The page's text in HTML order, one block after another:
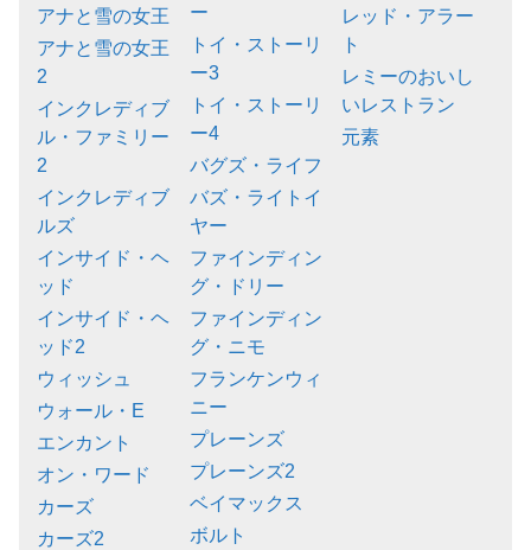
アナと雪の女王
アナと雪の女王
2
インクレディブ
ル・ファミリー
2
インクレディブ
ルズ
インサイド・ヘ
ッド
インサイド・ヘ
ッド2
ウィッシュ
ウォール・E
エンカント
オン・ワード
カーズ
カーズ2
ー
トイ・ストーリ
ー3
トイ・ストーリ
ー4
バグズ・ライフ
バズ・ライトイ
ヤー
ファインディン
グ・ドリー
ファインディン
グ・ニモ
フランケンウィ
ニー
プレーンズ
プレーンズ2
ベイマックス
ボルト
レッド・アラー
ト
レミーのおいし
いレストラン
元素